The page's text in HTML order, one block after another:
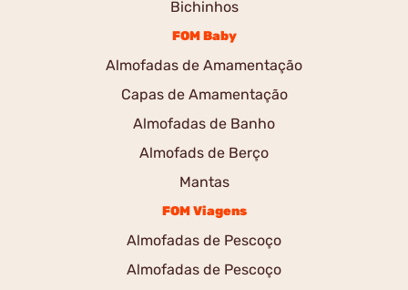
Bichinhos
FOM Baby
Almofadas de Amamentação
Capas de Amamentação
Almofadas de Banho
Almofads de Berço
Mantas
FOM Viagens
Almofadas de Pescoço
Almofadas de Pescoço